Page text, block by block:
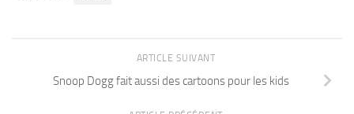
ARTICLE SUIVANT
Snoop Dogg fait aussi des cartoons pour les kids